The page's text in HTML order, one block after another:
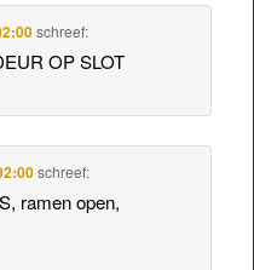
schreef:
OP SLOT
schreef:
ramen open,